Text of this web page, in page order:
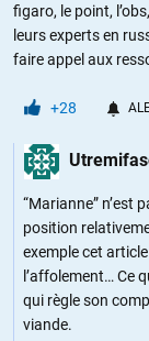
figaro, le point,
leurs experts en
faire appel aux
+28
“Marianne” n’est
position
exemple cet
l’affolement… Ce
qui règle son
viande.